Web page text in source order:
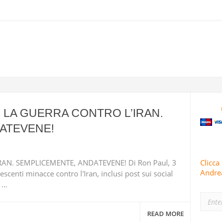
GUERRA CONTRO L’IRAN.
SEMPLICEMENTE, ANDATEVENE! Di Ron Paul, 3
minacce contro l'Iran, inclusi post sui social
READ MORE